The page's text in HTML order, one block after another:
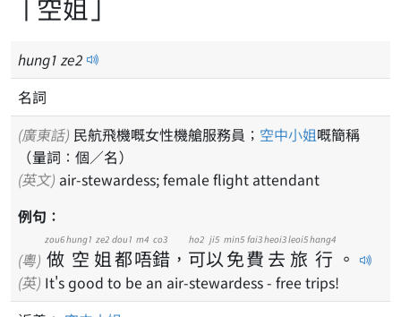
「空姐」
hung1 ze2
名詞
(廣東話) 民航飛機嘅女性機艙服務員； 空中小姐嘅簡稱
（量詞：個／名）
(英文) air-stewardess; female flight attendant
例句：
(粵) 做
zou6
空
hung1
姐
ze2
都
dou1
唔
m4
錯
co3
， 可
ho2
以
ji5
免
min5
費
fai3
去
heoi3
旅
leoi5
行
hang4
。
(英) It's good to be an air-stewardess - free trips!